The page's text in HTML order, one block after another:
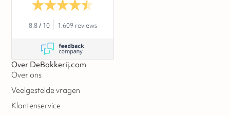
8.8/ 10 1.609 reviews
Over DeBakkerij.com
Over ons
Veelgestelde vragen
Klantenservice